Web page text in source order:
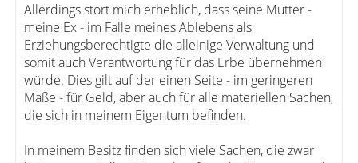
Allerdings stört mich erheblich, dass seine Mutter -
meine Ex - im Falle meines Ablebens als
Erziehungsberechtigte die alleinige Verwaltung und
somit auch Verantwortung für das Erbe übernehmen
würde. Dies gilt auf der einen Seite - im geringeren
Maße - für Geld, aber auch für alle materiellen Sachen,
die sich in meinem Eigentum befinden.
In meinem Besitz finden sich viele Sachen, die zwar